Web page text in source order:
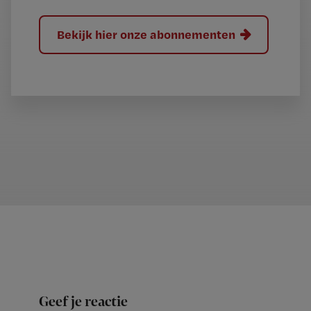
Bekijk hier onze abonnementen
Geef je reactie